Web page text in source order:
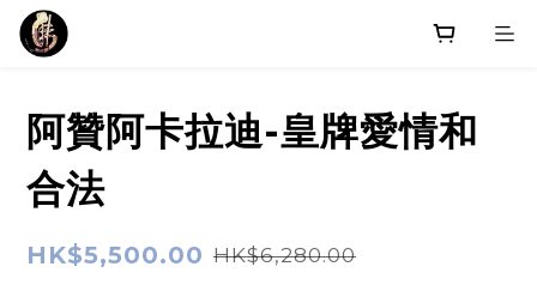
阿贊阿卡拉迪-皇牌愛情和
合法
HK$5,500.00 HK$6,280.00